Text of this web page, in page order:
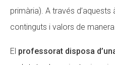
primària). A través
continguts i valors de
El professorat disposa